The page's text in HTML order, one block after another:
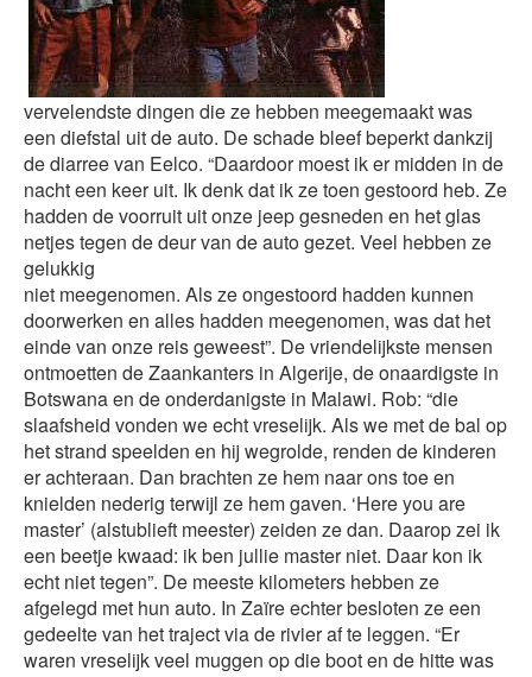
vervelendste dingen die ze hebben meegemaakt was
een diefstal uit de auto. De schade bleef beperkt dankzij
de diarree van Eelco. “Daardoor moest ik er midden in de
nacht een keer uit. Ik denk dat ik ze toen gestoord heb. Ze
hadden de voorruit uit onze jeep gesneden en het glas
netjes tegen de deur van de auto gezet. Veel hebben ze
gelukkig
niet meegenomen. Als ze ongestoord hadden kunnen
doorwerken en alles hadden meegenomen, was dat het
einde van onze reis geweest”. De vriendelijkste mensen
ontmoetten de Zaankanters in Algerije, de onaardigste in
Botswana en de onderdanigste in Malawi. Rob: “die
slaafsheid vonden we echt vreselijk. Als we met de bal op
het strand speelden en hij wegrolde, renden de kinderen
er achteraan. Dan brachten ze hem naar ons toe en
knielden nederig terwijl ze hem gaven. ‘Here you are
master’ (alstublieft meester) zeiden ze dan. Daarop zei ik
een beetje kwaad: ik ben jullie master niet. Daar kon ik
echt niet tegen”. De meeste kilometers hebben ze
afgelegd met hun auto. In Zaïre echter besloten ze een
gedeelte van het traject via de rivier af te leggen. “Er
waren vreselijk veel muggen op die boot en de hitte was